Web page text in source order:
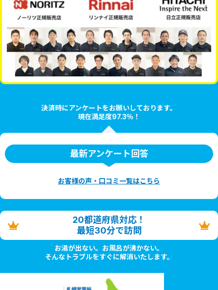
決済時にアンケートをお願いしております。
現在満足度97.3％！
最新アンケート回答
お客様の声・口コミ一覧はこちら
20都道府県対応！
最短30分で訪問
お湯が出ない。お風呂が沸かない。
そんなトラブルをすぐに解消いたします。